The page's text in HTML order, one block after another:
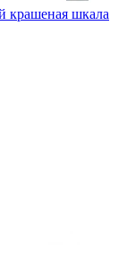
крашеная шкала